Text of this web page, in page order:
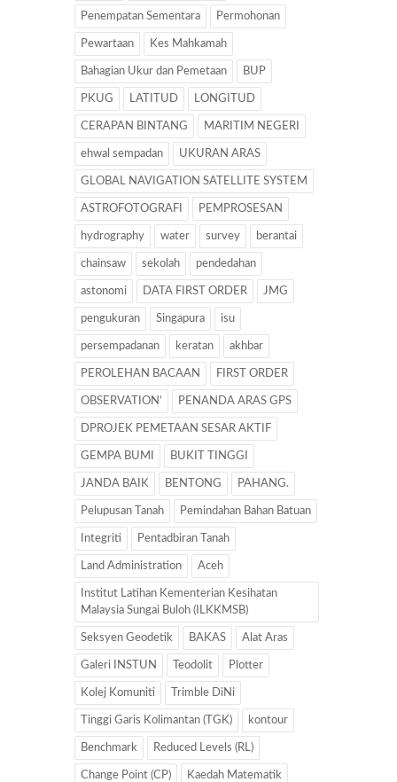
Penempatan Sementara Permohonan
Pewartaan Kes Mahkamah
Bahagian Ukur dan Pemetaan BUP
PKUG LATITUD LONGITUD
CERAPAN BINTANG MARITIM NEGERI
ehwal sempadan UKURAN ARAS
GLOBAL NAVIGATION SATELLITE SYSTEM
ASTROFOTOGRAFI PEMPROSESAN
hydrography water survey berantai
chainsaw sekolah pendedahan
astonomi DATA FIRST ORDER JMG
pengukuran Singapura isu
persempadanan keratan akhbar
PEROLEHAN BACAAN FIRST ORDER
OBSERVATION’ PENANDA ARAS GPS
DPROJEK PEMETAAN SESAR AKTIF
GEMPA BUMI BUKIT TINGGI
JANDA BAIK BENTONG PAHANG.
Pelupusan Tanah Pemindahan Bahan Batuan
Integriti Pentadbiran Tanah
Land Administration Aceh
Institut Latihan Kementerian Kesihatan
Malaysia Sungai Buloh (ILKKMSB)
Seksyen Geodetik BAKAS Alat Aras
Galeri INSTUN Teodolit Plotter
Kolej Komuniti Trimble DiNi
Tinggi Garis Kolimantan (TGK) kontour
Benchmark Reduced Levels (RL)
Change Point (CP) Kaedah Matematik